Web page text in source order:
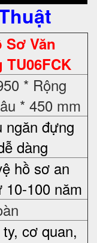
Sơ Văn
TU06FCK
* Rộng
* 450 mm
ngăn đựng
dàng
hồ sơ an
10-100 năm
cơ quan,